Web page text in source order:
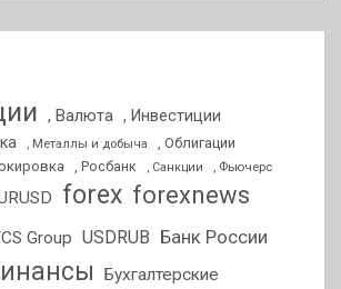
, Валюта
, Инвестиции
, Металлы и добыча , Облигации
, Росбанк , Санкции , Фьючерс
forex forexnews
Group USDRUB Банк России
Бухгалтерские